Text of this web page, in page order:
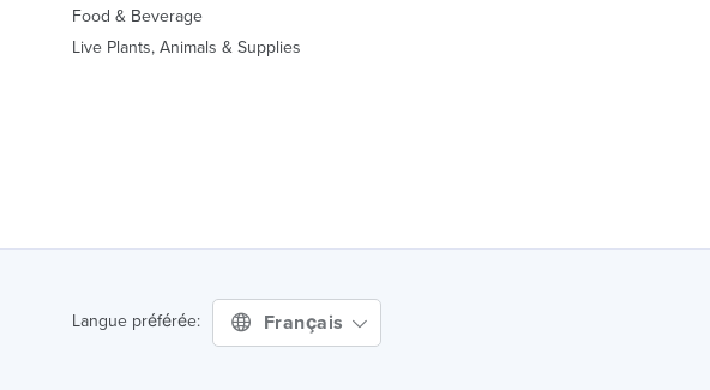
Food & Beverage
Live Plants, Animals & Supplies
Langue préférée: Français